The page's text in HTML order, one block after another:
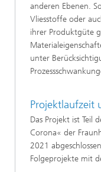
anderen Ebenen.
Vliesstoffe oder
ihrer Produktgüte
unter
Projektlaufzeit
Das Projekt ist Teil
Corona« der
2021
Folgeprojekte mit